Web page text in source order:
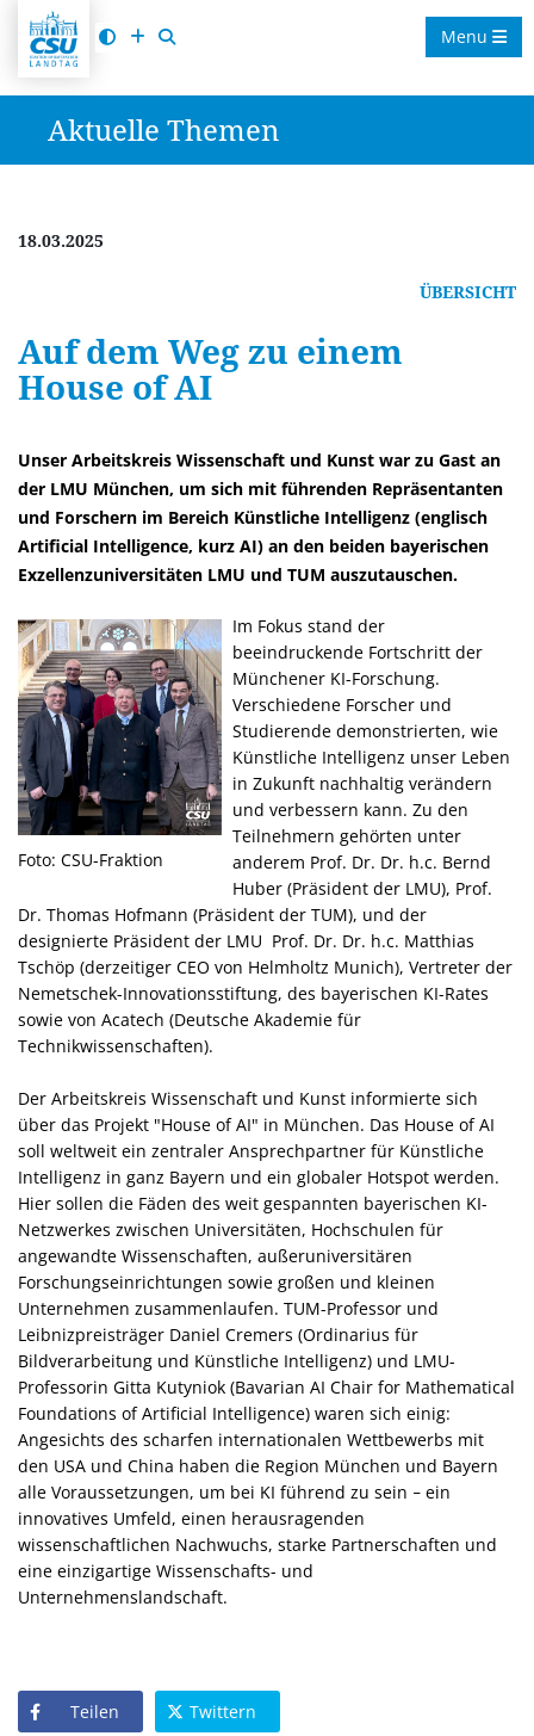
Menu
Aktuelle Themen
18.03.2025
ÜBERSICHT
Auf dem Weg zu einem
House of AI
Unser Arbeitskreis Wissenschaft und Kunst war zu Gast an
der LMU München, um sich mit führenden Repräsentanten
und Forschern im Bereich Künstliche Intelligenz (englisch
Artificial Intelligence, kurz AI) an den beiden bayerischen
Exzellenzuniversitäten LMU und TUM auszutauschen.
Foto: CSU-Fraktion
Im Fokus stand der
beeindruckende Fortschritt der
Münchener KI-Forschung.
Verschiedene Forscher und
Studierende demonstrierten, wie
Künstliche Intelligenz unser Leben
in Zukunft nachhaltig verändern
und verbessern kann. Zu den
Teilnehmern gehörten unter
anderem Prof. Dr. Dr. h.c. Bernd
Huber (Präsident der LMU), Prof.
Dr. Thomas Hofmann (Präsident der TUM), und der
designierte Präsident der LMU Prof. Dr. Dr. h.c. Matthias
Tschöp (derzeitiger CEO von Helmholtz Munich), Vertreter der
Nemetschek-Innovationsstiftung, des bayerischen KI-Rates
sowie von Acatech (Deutsche Akademie für
Technikwissenschaften).
Der Arbeitskreis Wissenschaft und Kunst informierte sich
über das Projekt "House of AI" in München. Das House of AI
soll weltweit ein zentraler Ansprechpartner für Künstliche
Intelligenz in ganz Bayern und ein globaler Hotspot werden.
Hier sollen die Fäden des weit gespannten bayerischen KI-
Netzwerkes zwischen Universitäten, Hochschulen für
angewandte Wissenschaften, außeruniversitären
Forschungseinrichtungen sowie großen und kleinen
Unternehmen zusammenlaufen. TUM-Professor und
Leibnizpreisträger Daniel Cremers (Ordinarius für
Bildverarbeitung und Künstliche Intelligenz) und LMU-
Professorin Gitta Kutyniok (Bavarian AI Chair for Mathematical
Foundations of Artificial Intelligence) waren sich einig:
Angesichts des scharfen internationalen Wettbewerbs mit
den USA und China haben die Region München und Bayern
alle Voraussetzungen, um bei KI führend zu sein – ein
innovatives Umfeld, einen herausragenden
wissenschaftlichen Nachwuchs, starke Partnerschaften und
eine einzigartige Wissenschafts- und
Unternehmenslandschaft.
Teilen Twittern